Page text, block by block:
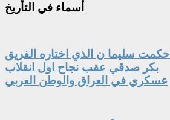
أسماء في التأريخ
حكمت سليما ن الذي اختاره الفريق
بكر صدقي عقب نجاح اول انقلاب
عسكري في العراق والوطن العربي